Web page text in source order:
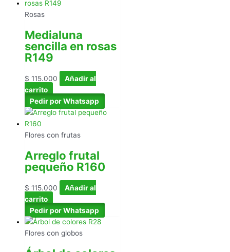
Rosas
Medialuna
sencilla en rosas
R149
$ 115.000
Añadir al
carrito
Pedir por Whatsapp
Flores con frutas
Arreglo frutal
pequeño R160
$ 115.000
Añadir al
carrito
Pedir por Whatsapp
Flores con globos